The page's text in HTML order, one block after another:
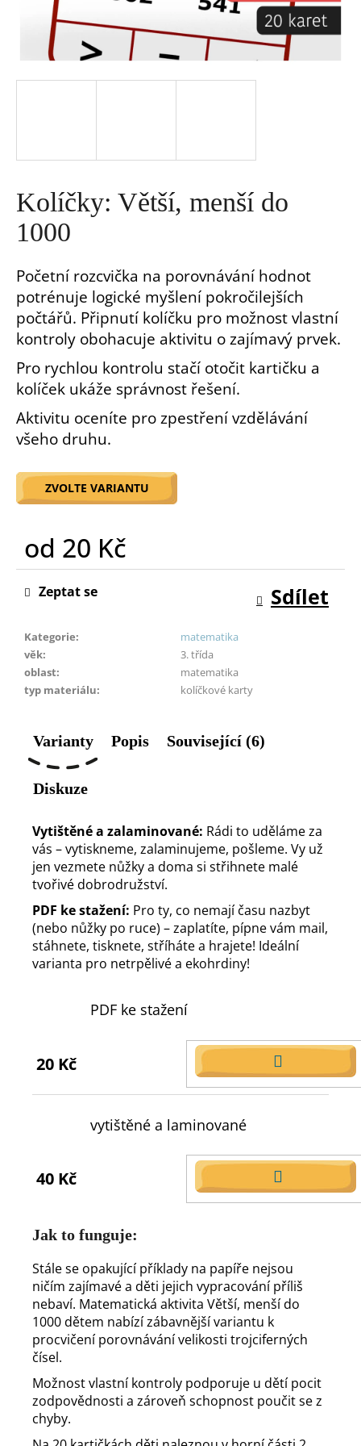
Kolíčky: Větší, menší do
1000
Početní rozcvička na porovnávání hodnot
potrénuje logické myšlení pokročilejších
počtářů. Připnutí kolíčku pro možnost vlastní
kontroly obohacuje aktivitu o zajímavý prvek.
Pro rychlou kontrolu stačí otočit kartičku a
kolíček ukáže správnost řešení.
Aktivitu oceníte pro zpestření vzdělávání
všeho druhu.
ZVOLTE VARIANTU
od 20 Kč
Měrná
cena:
Kategorie:
matematika
věk:
3. třída
oblast:
matematika
typ materiálu: kolíčkové karty
Zeptat se Sdílet
Varianty Popis Související (6)
Diskuze
Vytištěné a zalaminované: Rádi to uděláme za
vás – vytiskneme, zalaminujeme, pošleme. Vy už
jen vezmete nůžky a doma si střihnete malé
tvořivé dobrodružství.
PDF ke stažení: Pro ty, co nemají času nazbyt
(nebo nůžky po ruce) – zaplatíte, pípne vám mail,
stáhnete, tisknete, stříháte a hrajete! Ideální
varianta pro netrpělivé a ekohrdiny!
PDF ke stažení
20 Kč
DO
KOŠÍKU
vytištěné a laminované
40 Kč
DO
KOŠÍKU
Jak to funguje:
Stále se opakující příklady na papíře nejsou
ničím zajímavé a děti jejich vypracování příliš
nebaví. Matematická aktivita Větší, menší do
1000 dětem nabízí zábavnější variantu k
procvičení porovnávání velikosti trojciferných
čísel.
Možnost vlastní kontroly podporuje u dětí pocit
zodpovědnosti a zároveň schopnost poučit se z
chyby.
t
HLEDAT
D
o
o
r
u
č
u
e
m